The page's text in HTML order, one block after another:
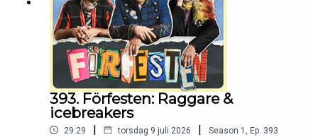
393. Förfesten: Raggare &
icebreakers
29:29 | torsdag 9 juli 2026 | Season 1 Ep. 393